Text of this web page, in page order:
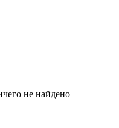
не найдено